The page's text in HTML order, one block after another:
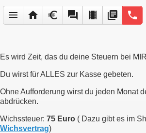
menu home euro forum local_movies library_books phone
Es wird Zeit, das du deine Steuern bei
Du wirst für ALLES zur Kasse gebeten.
Ohne Aufforderung wirst du jeden Monat
abdrücken.
Wichssteuer: 75 Euro ( Dazu gibt es im
Wichsvertrag)